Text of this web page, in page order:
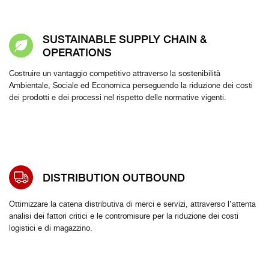
SUSTAINABLE SUPPLY CHAIN &
OPERATIONS
Costruire un vantaggio competitivo attraverso la sostenibilità
Ambientale, Sociale ed Economica perseguendo la riduzione dei costi
dei prodotti e dei processi nel rispetto delle normative vigenti.
DISTRIBUTION OUTBOUND
Ottimizzare la catena distributiva di merci e servizi, attraverso l’attenta
analisi dei fattori critici e le contromisure per la riduzione dei costi
logistici e di magazzino.